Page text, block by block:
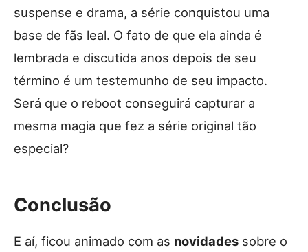
suspense e drama, a série conquistou uma
base de fãs leal. O fato de que ela ainda é
lembrada e discutida anos depois de seu
término é um testemunho de seu impacto.
Será que o reboot conseguirá capturar a
mesma magia que fez a série original tão
especial?
Conclusão
E aí, ficou animado com as novidades sobre o